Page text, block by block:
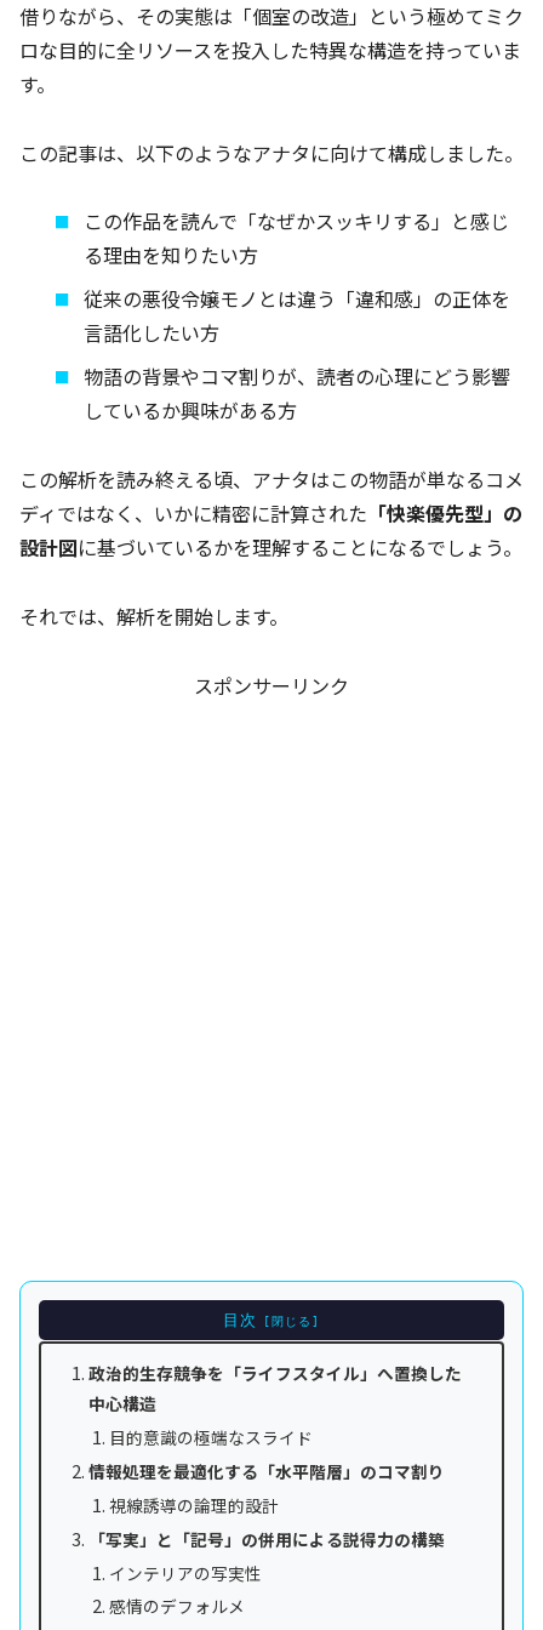
借りながら、その実態は「個室の改造」という極めてミク
ロな目的に全リソースを投入した特異な構造を持っていま
す。
この記事は、以下のようなアナタに向けて構成しました。
この作品を読んで「なぜかスッキリする」と感じ
る理由を知りたい方
従来の悪役令嬢モノとは違う「違和感」の正体を
言語化したい方
物語の背景やコマ割りが、読者の心理にどう影響
しているか興味がある方
この解析を読み終える頃、アナタはこの物語が単なるコメ
ディではなく、いかに精密に計算された 「快楽優先型」の
設計図に基づいているかを理解することになるでしょう。
それでは、解析を開始します。
スポンサーリンク
目次
政治的生存競争を「ライフスタイル」へ置換した
中心構造
目的意識の極端なスライド
情報処理を最適化する「水平階層」のコマ割り
視線誘導の論理的設計
「写実」と「記号」の併用による説得力の構築
インテリアの写実性
感情のデフォルメ